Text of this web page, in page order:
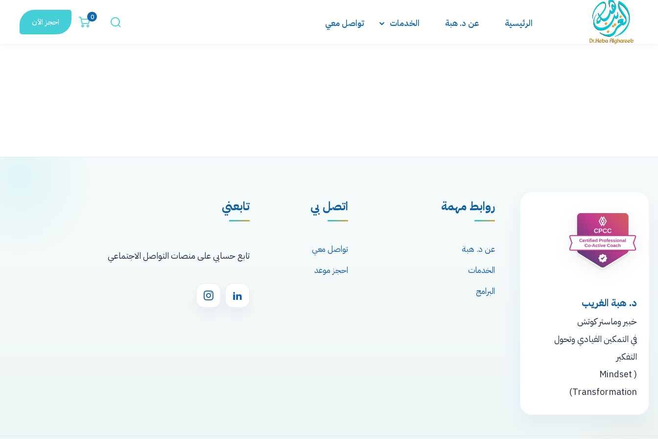
الرئيسية عن د. هبة الخدمات تواصل معي 0 احجز الآن
د. هبة الغريب
خبير وماستر كوتش
في التمكين القيادي وتحول
التفكير
( Mindset
Transformation)
روابط مهمة
عن د. هبة
الخدمات
البرامج
اتصل بي
تواصل معي
احجز موعد
تابعني
تابع حسابي على منصات التواصل الاجتماعي